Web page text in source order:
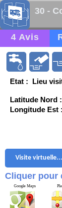
30 -
4 Avis
Etat : Lieu
Latitude Nord
Longitude Est
Visite virtuelle...
Cliquer pour
Google Maps